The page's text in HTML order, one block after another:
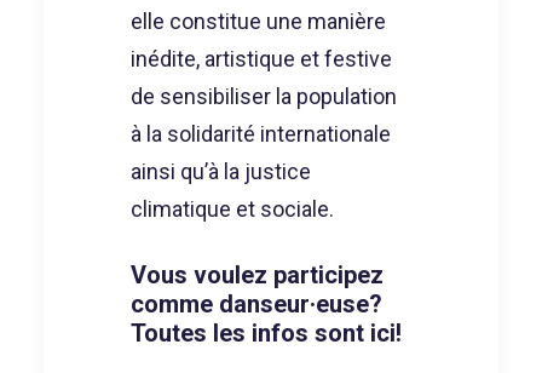
elle constitue une manière
inédite, artistique et festive
de sensibiliser la population
à la solidarité internationale
ainsi qu’à la justice
climatique et sociale.
Vous voulez participez
comme danseur·euse?
Toutes les infos sont ici!